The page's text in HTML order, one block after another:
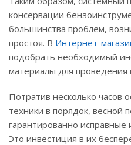
консервации
большинства проблем,
простоя. В Интернет-
подобрать необходимый
материалы для проведения
Потратив несколько часов
техники в порядок, весной
гарантированно исправные
Это инвестиция в их